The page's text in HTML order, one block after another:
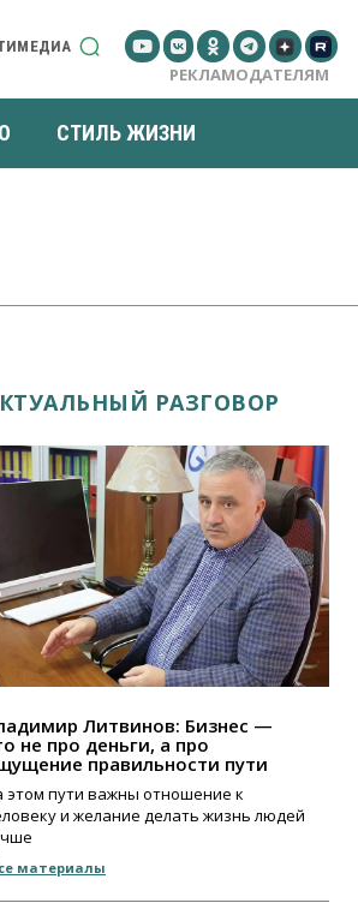
РЕКЛАМОДАТЕЛЯМ
СТИЛЬ ЖИЗНИ
РАЗГОВОР
Литвинов: Бизнес —
не про деньги, а про
правильности пути
этом пути важны отношение к
и желание делать жизнь людей
материалы